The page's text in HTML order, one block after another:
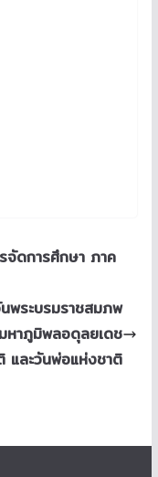
จัดการศึกษา ภาค
พระบรมราชสมภพ
หาภูมิพลอดุลยเดช
และวันพ่อแห่งชาติ